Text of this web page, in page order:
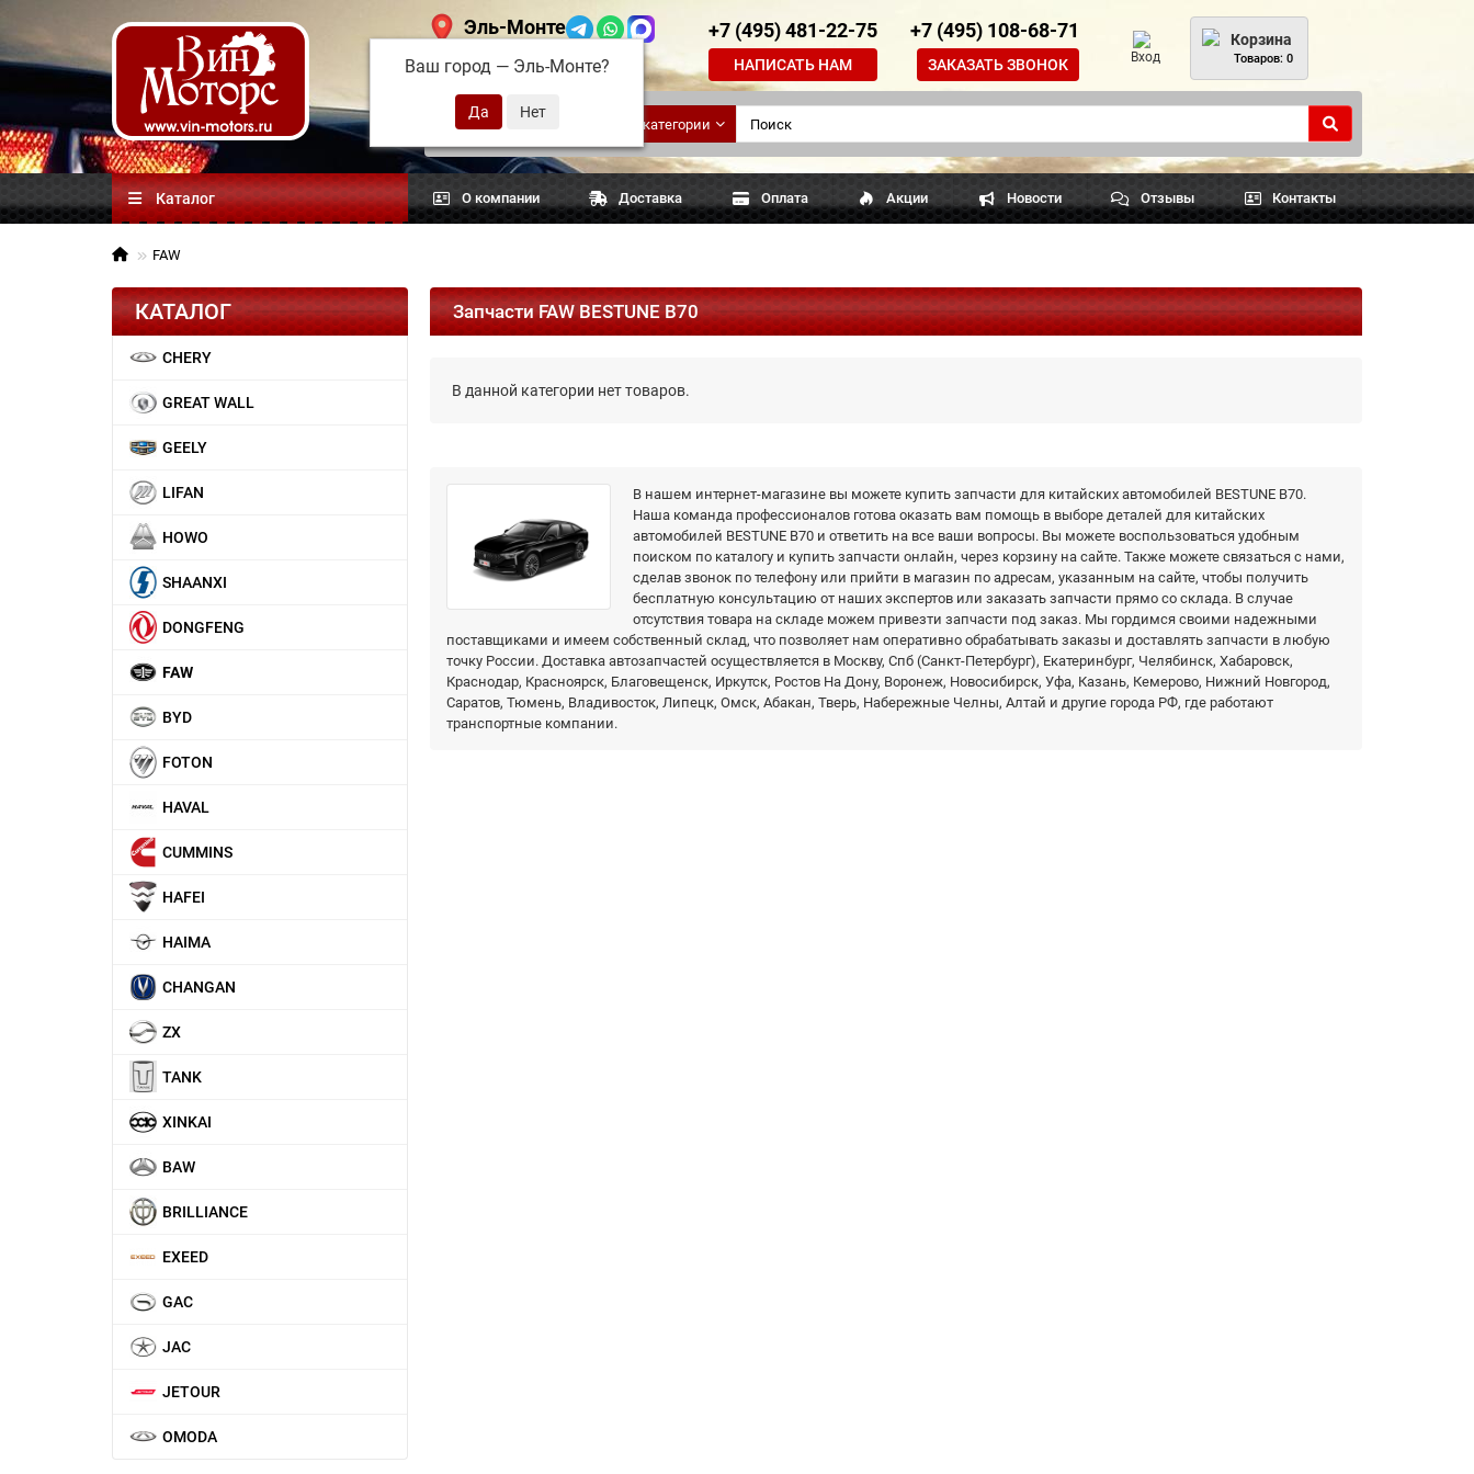
Эль-Монте
Ваш город — Эль-Монте?
+7 (495) 481-22-75
НАПИСАТЬ НАМ
+7 (495) 108-68-71
ЗАКАЗАТЬ ЗВОНОК Вход
Корзина
Товаров: 0
Китайские
автозапчасти
Все категории
Каталог О компании Доставка Оплата Акции Новости Отзывы Контакты
FAW
КАТАЛОГ
CHERY
GREAT WALL
GEELY
LIFAN
HOWO
SHAANXI
DONGFENG
FAW
BYD
FOTON
HAVAL
CUMMINS
HAFEI
HAIMA
CHANGAN
ZX
TANK
XINKAI
BAW
BRILLIANCE
EXEED
GAC
JAC
JETOUR
OMODA
Запчасти FAW BESTUNE B70
В данной категории нет товаров.
В нашем интернет-магазине вы можете купить запчасти для китайских автомобилей BESTUNE B70.
Наша команда профессионалов готова оказать вам помощь в выборе деталей для китайских
автомобилей BESTUNE B70 и ответить на все ваши вопросы. Вы можете воспользоваться удобным
поиском по каталогу и купить запчасти онлайн, через корзину на сайте. Также можете связаться с нами,
сделав звонок по телефону или прийти в магазин по адресам, указанным на сайте, чтобы получить
бесплатную консультацию от наших экспертов или заказать запчасти прямо со склада. В случае
отсутствия товара на складе можем привезти запчасти под заказ. Мы гордимся своими надежными
поставщиками и имеем собственный склад, что позволяет нам оперативно обрабатывать заказы и доставлять запчасти в любую
точку России. Доставка автозапчастей осуществляется в Москву, Спб (Санкт-Петербург), Екатеринбург, Челябинск, Хабаровск,
Краснодар, Красноярск, Благовещенск, Иркутск, Ростов На Дону, Воронеж, Новосибирск, Уфа, Казань, Кемерово, Нижний Новгород,
Саратов, Тюмень, Владивосток, Липецк, Омск, Абакан, Тверь, Набережные Челны, Алтай и другие города РФ, где работают
транспортные компании.